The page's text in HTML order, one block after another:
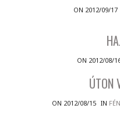
ON 2012/09/17
ON 2012/08/
ÚTON
ON 2012/08/15 IN